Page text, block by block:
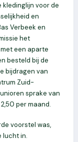
kledinglijn voor de
en
Verbeek en
het
een aparte
besteld bij de
bijdragen van
Zuid-
sprake van
per maand.
voorstel was,
lucht in.